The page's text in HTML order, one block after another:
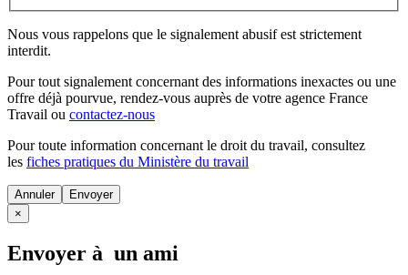
Nous vous rappelons que le signalement abusif est strictement
interdit.
Pour tout signalement concernant des informations inexactes ou une
offre déjà pourvue, rendez-vous auprès de votre agence France
Travail ou contactez-nous
Pour toute information concernant le droit du travail, consultez
les fiches pratiques du Ministère du travail
Annuler
×
Envoyer à un ami